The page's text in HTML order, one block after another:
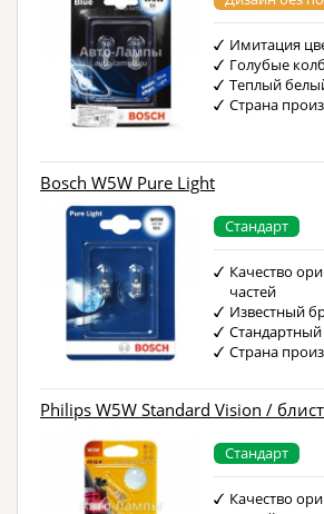
Имитация
Голубые
Теплый
Страна
Bosch W5W Pure Light
Стандарт
Качество
частей
Известный
Страна
Philips W5W Standard Vision /
Стандарт
Качество